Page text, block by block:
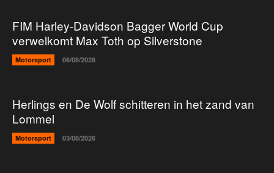
FIM Harley-Davidson Bagger World Cup
verwelkomt Max Toth op Silverstone
Motorsport 06/08/2026
Herlings en De Wolf schitteren in het zand van
Lommel
Motorsport 03/08/2026